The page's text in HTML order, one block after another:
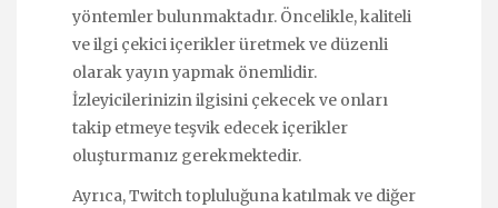
yöntemler bulunmaktadır. Öncelikle, kaliteli
ve ilgi çekici içerikler üretmek ve düzenli
olarak yayın yapmak önemlidir.
İzleyicilerinizin ilgisini çekecek ve onları
takip etmeye teşvik edecek içerikler
oluşturmanız gerekmektedir.
Ayrıca, Twitch topluluğuna katılmak ve diğer